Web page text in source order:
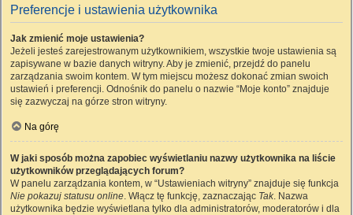
Preferencje i ustawienia użytkownika
Jak zmienić moje ustawienia?
Jeżeli jesteś zarejestrowanym użytkownikiem, wszystkie twoje ustawienia są
zapisywane w bazie danych witryny. Aby je zmienić, przejdź do panelu
zarządzania swoim kontem. W tym miejscu możesz dokonać zmian swoich
ustawień i preferencji. Odnośnik do panelu o nazwie “Moje konto” znajduje
się zazwyczaj na górze stron witryny.
Na górę
W jaki sposób można zapobiec wyświetlaniu nazwy użytkownika na liście
użytkowników przeglądających forum?
W panelu zarządzania kontem, w “Ustawieniach witryny” znajduje się funkcja
Nie pokazuj statusu online. Włącz tę funkcję, zaznaczając Tak. Nazwa
użytkownika będzie wyświetlana tylko dla administratorów, moderatorów i dla